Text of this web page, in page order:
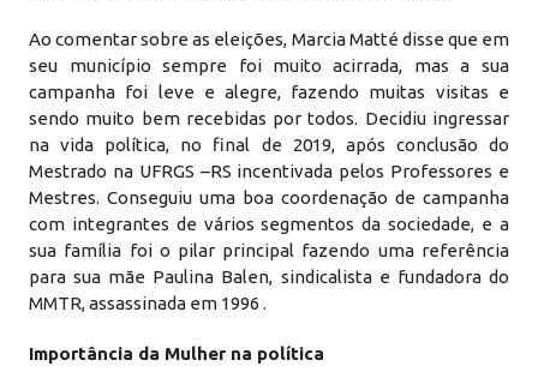
Ao comentar sobre as eleições, Marcia Matté disse que em
seu município sempre foi muito acirrada, mas a sua
campanha foi leve e alegre, fazendo muitas visitas e
sendo muito bem recebidas por todos. Decidiu ingressar
na vida política, no final de 2019, após conclusão do
Mestrado na UFRGS –RS incentivada pelos Professores e
Mestres. Conseguiu uma boa coordenação de campanha
com integrantes de vários segmentos da sociedade, e a
sua família foi o pilar principal fazendo uma referência
para sua mãe Paulina Balen, sindicalista e fundadora do
MMTR, assassinada em 1996 .
Importância da Mulher na política